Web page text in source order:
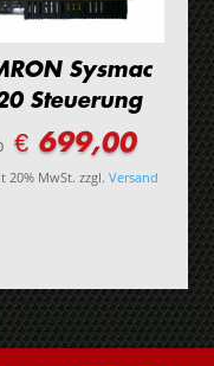
Sysmac
Steuerung
€ 699,00
20% MwSt. zzgl.Versand